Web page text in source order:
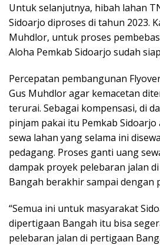
Untuk selanjutnya, hibah lahan
Sidoarjo diproses di tahun 2023.
Muhdlor, untuk proses
Aloha Pemkab Sidoarjo sudah
Percepatan pembangunan
Gus Muhdlor agar kemacetan
terurai. Sebagai kompensasi, di
pinjam pakai itu Pemkab
sewa lahan yang selama ini
pedagang. Proses ganti uang
dampak proyek pelebaran jalan
Bangah berakhir sampai dengan
“Semua ini untuk masyarakat
dipertigaan Bangah itu bisa
pelebaran jalan di pertigaan